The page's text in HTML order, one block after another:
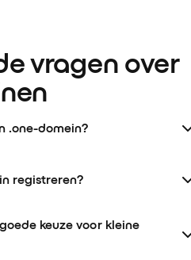
vragen over
.one-domein?
registreren?
keuze voor kleine